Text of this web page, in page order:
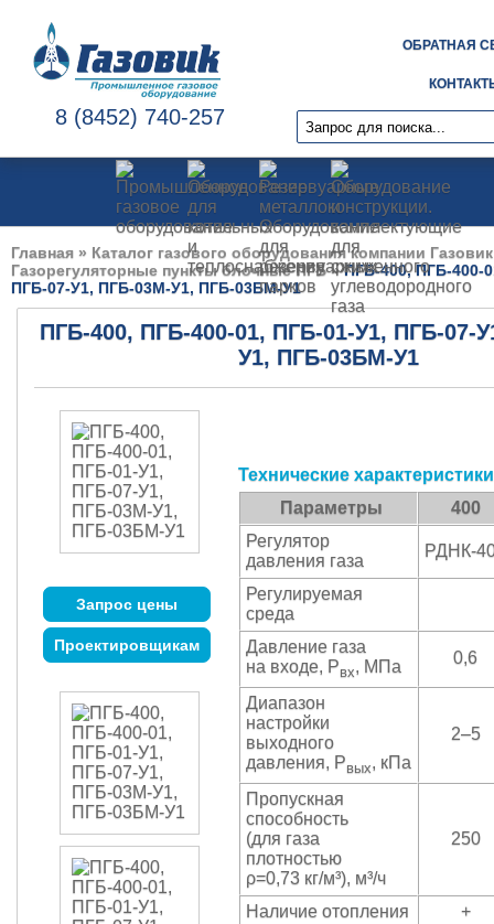
8 (8452) 740-257
ОБРАТНАЯ
Главная » Каталог газового оборудования компании Газовик
Газорегуляторные пункты блочные ПГБ»ПГБ-400, ПГБ-400-
ПГБ-07-У1, ПГБ-03М-У1, ПГБ-03БМ-У1
ПГБ-400, ПГБ-400-01, ПГБ-01-У1, ПГБ-07-
У1, ПГБ-03БМ-У1
Запрос цены
Проектировщикам
Технические характеристики
Параметры
400
Регулятор
давления газа
РДНК-
Регулируемая
среда
Давление газа
на входе, Рвх, МПа 0,6
Диапазон
настройки
выходного
давления, Рвых, кПа
2–5
Пропускная
способность
(для газа
плотностью
ρ=0,73 кг/м³), м³/ч
250
Наличие отопления
+